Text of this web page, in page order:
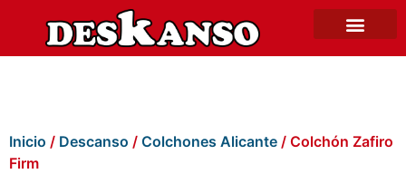
Inicio / Descanso / Colchones Alicante / Colchón Zafiro
Firm